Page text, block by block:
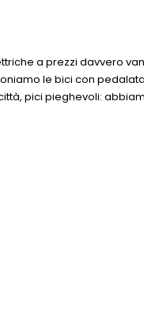
a prezzi davvero
le bici con
pici pieghevoli: